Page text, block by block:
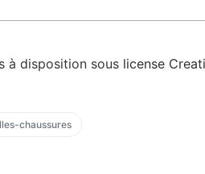
à disposition sous license
chaussures